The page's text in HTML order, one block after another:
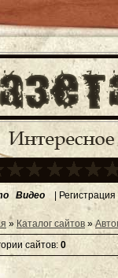
Видео | Регистрация
» Каталог сайтов »
сайтов: 0